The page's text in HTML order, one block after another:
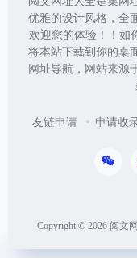
优雅的设计风格，全
欢迎您的体验！！如
将本站下载到你的桌
网址导航，网站来源
友链申请 申请收
Copyright © 2026 阅文